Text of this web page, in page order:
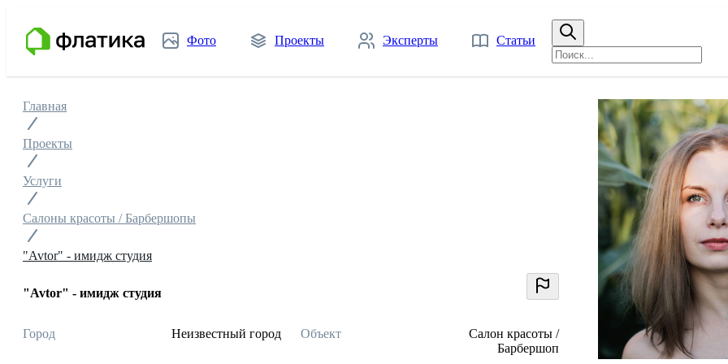
Фото Проекты Эксперты Статьи
Главная
Проекты
Услуги
Салоны красоты / Барбершопы
"Avtor" - имидж студия
"Avtor" - имидж студия
Город Неизвестный город Объект
Салон красоты /
Барбершоп